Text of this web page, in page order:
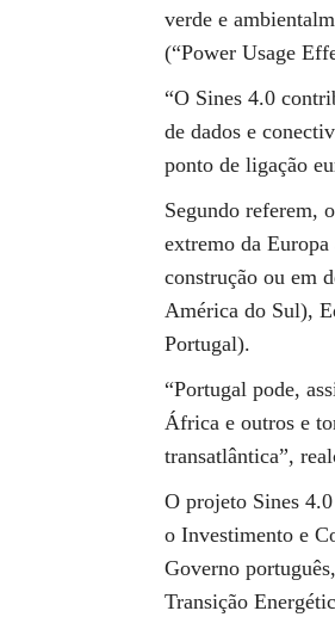
verde e
(“Power Usage
“O Sines 4.0
de dados e
ponto de ligação
Segundo referem,
extremo da Europa
construção ou em
América do Sul),
Portugal).
“Portugal pode,
África e outros e
transatlântica”,
O projeto Sines
o Investimento e
Governo
Transição